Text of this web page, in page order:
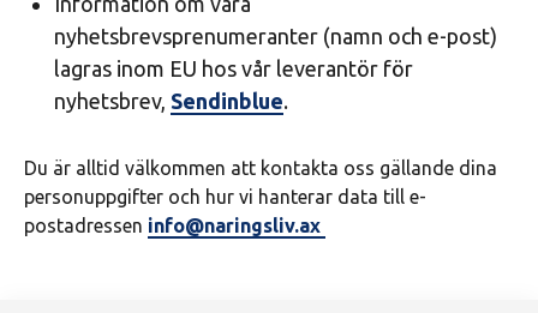
nyhetsbrevsprenumeranter (namn och e-post)
lagras inom EU hos vår leverantör för
nyhetsbrev, Sendinblue.
Du är alltid välkommen att kontakta oss gällande dina
personuppgifter och hur vi hanterar data till e-
postadressen info@naringsliv.ax